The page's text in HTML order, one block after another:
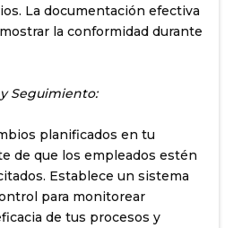
La documentación efectiva
la conformidad durante
Seguimiento:
planificados en tu
de que los empleados estén
Establece un sistema
para monitorear
de tus procesos y